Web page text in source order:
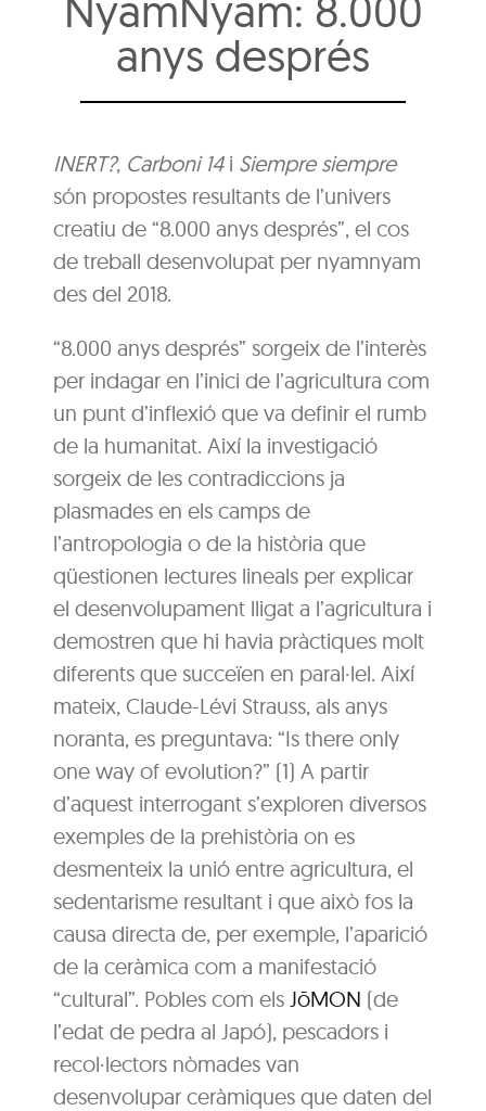
anys després
INERT?, Carboni 14i Siempre siempre
són propostes resultants de l’univers
creatiu de “8.000 anys després”, el cos
de treball desenvolupat per nyamnyam
des del 2018.
“8.000 anys després” sorgeix de l’interès
per indagar en l’inici de l’agricultura com
un punt d’inflexió que va definir el rumb
de la humanitat. Així la investigació
sorgeix de les contradiccions ja
plasmades en els camps de
l’antropologia o de la història que
qüestionen lectures lineals per explicar
el desenvolupament lligat a l’agricultura i
demostren que hi havia pràctiques molt
diferents que succeïen en paral·lel. Així
mateix, Claude-Lévi Strauss, als anys
noranta, es preguntava: “Is there only
one way of evolution?” (1) A partir
d’aquest interrogant s’exploren diversos
exemples de la prehistòria on es
desmenteix la unió entre agricultura, el
sedentarisme resultant i que això fos la
causa directa de, per exemple, l’aparició
de la ceràmica com a manifestació
“cultural”. Pobles com els JōMON (de
l’edat de pedra al Japó), pescadors i
recol·lectors nòmades van
desenvolupar ceràmiques que daten del